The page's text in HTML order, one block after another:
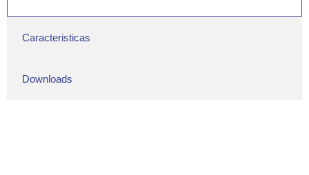
Caracteristicas
Downloads